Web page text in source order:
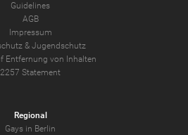
Guidelines
AGB
Impressum
& Jugendschutz
Entfernung von Inhalten
2257 Statement
Regional
Gays in Berlin